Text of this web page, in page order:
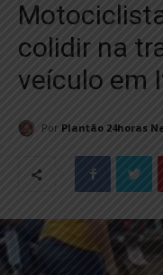
colidir na
veículo em
Por Plantão 24horas